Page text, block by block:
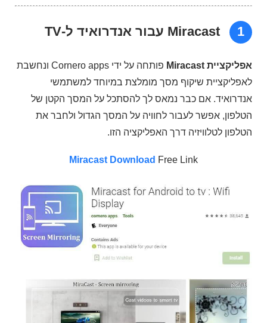
1
אפליקציית Miracast
פותחה על ידי Cornero apps ונחשבת
לאפליקציית שיקוף מסך מומלצת במיוחד למשתמשי
אנדרואיד. אם כבר נמאס לך להסתכל על המסך הקטן של
הטלפון, אפשר לעבור לחוויה על המסך הגדול ולחבר את
הטלפון לטלוויזיה דרך האפליקציה הזו.
Miracast Download Free Link